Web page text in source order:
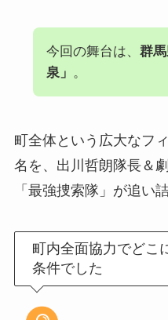
今回の舞台は、 群
泉」 。
町全体という広大なフ
名を、出川哲朗隊長＆
「最強捜索隊」が追い
町内全面協力でどこ
条件でした